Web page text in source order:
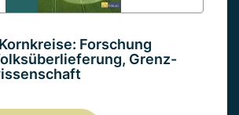
Forschung
Grenz-